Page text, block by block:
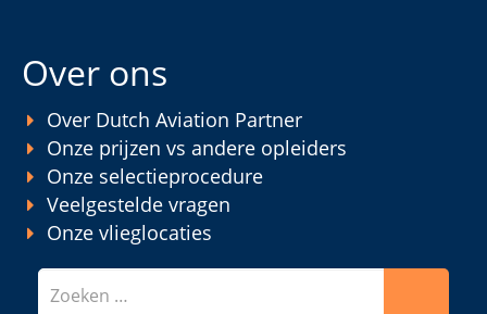
Over ons
Over Dutch Aviation Partner
Onze prijzen vs andere opleiders
Onze selectieprocedure
Veelgestelde vragen
Onze vlieglocaties